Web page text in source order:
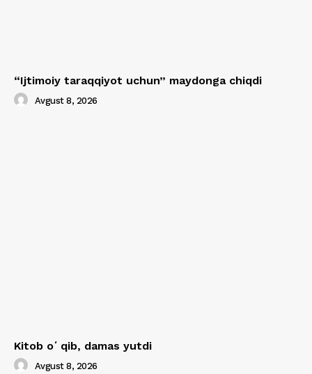
“Ijtimoiy taraqqiyot uchun” maydonga chiqdi
Avgust 8, 2026
Kitob oʻqib, damas yutdi
Avgust 8, 2026